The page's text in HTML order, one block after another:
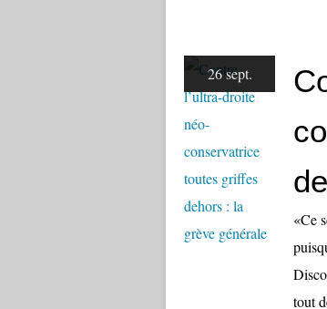
26 sept.
«Ce
tout